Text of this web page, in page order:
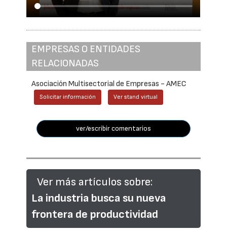
EMPRESAS O ENTIDADES
RELACIONADAS
Asociación Multisectorial de Empresas - AMEC
Solicitar información Ver stand virtual
ver/escribir comentarios
Ver más artículos sobre:
La industria busca su nueva
frontera de productividad